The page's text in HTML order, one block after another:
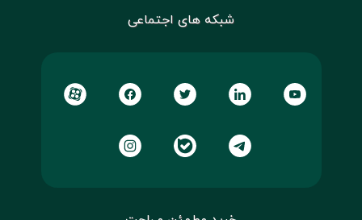
شبکه های اجتماعی